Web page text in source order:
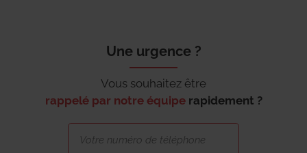
Une urgence ?
Vous souhaitez être
rappelé par notre équipe rapidement ?